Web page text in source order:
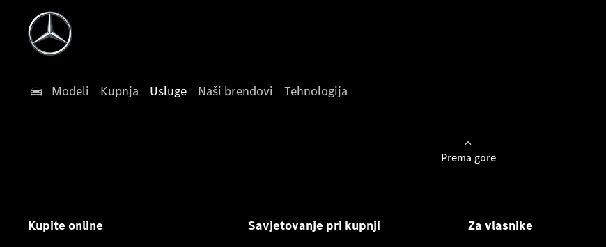
Modeli Kupnja Usluge Naši brendovi Tehnologija
Prema gore
Kupite online Savjetovanje pri kupnji Za vlasnike